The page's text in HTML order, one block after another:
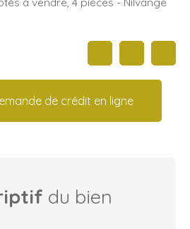
de crédit en ligne
du bien